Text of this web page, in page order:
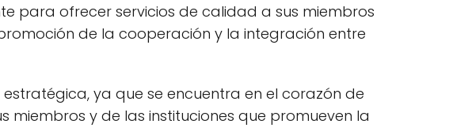
para ofrecer servicios de calidad a sus miembros
de la cooperación y la integración entre
ya que se encuentra en el corazón de
y de las instituciones que promueven la